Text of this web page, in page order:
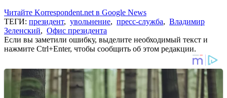
Читайте Korrespondent.net в Google News
ТЕГИ: президент, увольнение, пресс-служба, Владимир
Зеленский, Офис президента
Если вы заметили ошибку, выделите необходимый текст и
нажмите Ctrl+Enter, чтобы сообщить об этом редакции.